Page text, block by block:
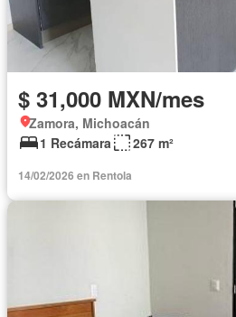
$ 31,000 MXN/mes
Zamora, Michoacán
1 Recámara
267 m²
14/02/2026 en Rentola